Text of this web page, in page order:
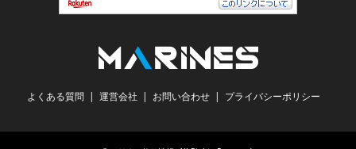
よくある質問 運営会社 お問い合わせ プライバシーポリシー